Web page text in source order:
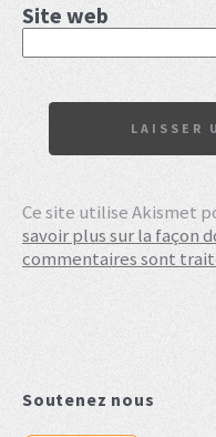
Soutenez nous
Site web
Ce site utilise Akismet
savoir plus sur la façon
commentaires sont